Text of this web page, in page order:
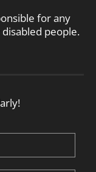
for any
people.